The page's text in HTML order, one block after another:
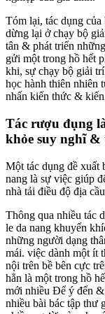
Tóm lại, tác dụng của
dừng lại ở chạy bộ
tân & phát triển
gửi một trong hồ hết
khi, sự chạy bộ giải
học hành thiên nhiên
nhấn kiến thức &
Tác rượu đụng
khỏe suy nghĩ
Một tác dụng đề xuất
nang là sự việc giúp
nhà tải điều độ địa
Thông qua nhiều tác
le da nang khuyến
những người dạng
mái. việc dành một ít
nội trên bề bên cực
hẳn là một trong hồ
mới nhiều Để ý đến
nhiều bài bác tập thư